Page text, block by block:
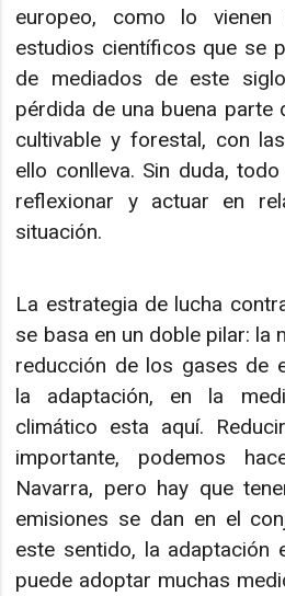
europeo, como lo vienen
estudios científicos que se
de mediados de este
pérdida de una buena parte
cultivable y forestal, con
ello conlleva. Sin duda,
reflexionar y actuar en
situación.
La estrategia de lucha
se basa en un doble pilar: la
reducción de los gases de
la adaptación, en la
climático esta aquí.
importante, podemos
Navarra, pero hay que
emisiones se dan en el
este sentido, la adaptación
puede adoptar muchas